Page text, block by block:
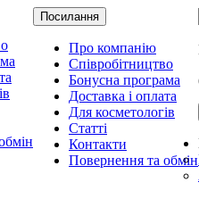
Посилання
Про компанію
Співробітництво
Бонусна програма
Доставка і оплата
Для косметологів
Статті
Контакти
Повернення та обмін